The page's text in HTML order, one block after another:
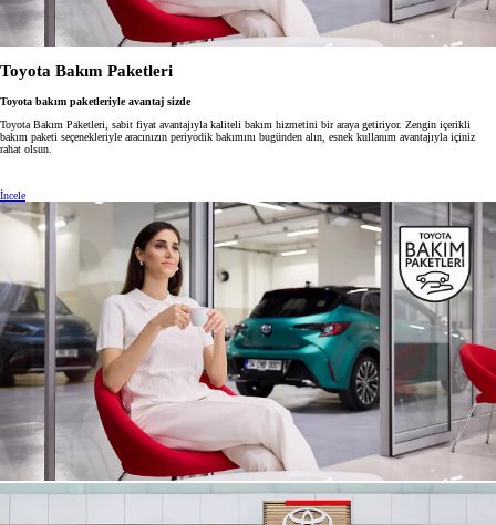
Toyota Bakım Paketleri
Toyota bakım paketleriyle avantaj sizde
Toyota Bakım Paketleri, sabit fiyat avantajıyla kaliteli bakım hizmetini bir araya getiriyor. Zengin içerikli
bakım paketi seçenekleriyle aracınızın periyodik bakımını bugünden alın, esnek kullanım avantajıyla içiniz
rahat olsun.
İncele